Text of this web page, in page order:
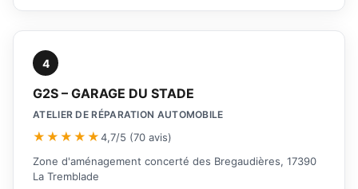
4
G2S – GARAGE DU STADE
ATELIER DE RÉPARATION AUTOMOBILE
★★★★★4,7/5 (70 avis)
Zone d'aménagement concerté des Bregaudières, 17390
La Tremblade